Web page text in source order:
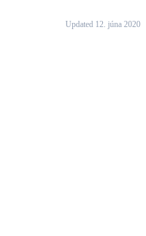
Updated 12. júna 2020